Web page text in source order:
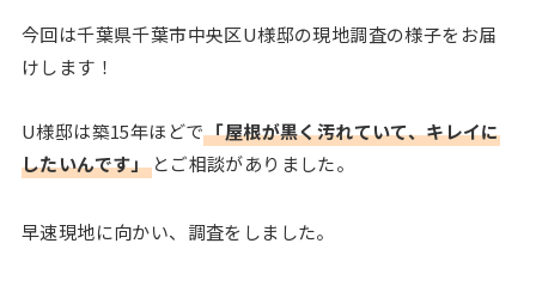
今回は千葉県千葉市中央区U様邸の現地調査の様子をお届
けします！
U様邸は築15年ほどで「屋根が黒く汚れていて、キレイに
したいんです」とご相談がありました。
早速現地に向かい、調査をしました。